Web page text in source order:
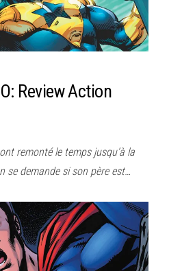
Review Action
remonté le temps jusqu’à la
se demande si son père est…